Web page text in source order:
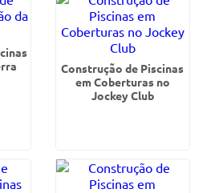
Construção de Piscinas
em Coberturas no
Jockey Club